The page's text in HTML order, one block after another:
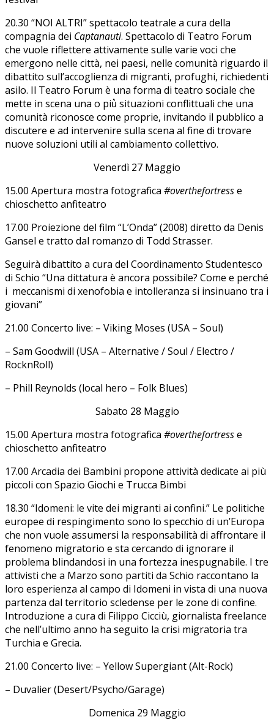
20.30 “NOI ALTRI” spettacolo teatrale a cura della
compagnia dei Captanauti. Spettacolo di Teatro Forum
che vuole riflettere attivamente sulle varie voci che
emergono nelle città, nei paesi, nelle comunità riguardo il
dibattito sull’accoglienza di migranti, profughi, richiedenti
asilo. Il Teatro Forum è una forma di teatro sociale che
mette in scena una o più̀ situazioni conflittuali che una
comunità riconosce come proprie, invitando il pubblico a
discutere e ad intervenire sulla scena al fine di trovare
nuove soluzioni utili al cambiamento collettivo.
Venerdì 27 Maggio
15.00 Apertura mostra fotografica #overthefortresse
chioschetto anfiteatro
17.00 Proiezione del film “L’Onda” (2008) diretto da Denis
Gansel e tratto dal romanzo di Todd Strasser.
Seguirà dibattito a cura del Coordinamento Studentesco
di Schio “Una dittatura è ancora possibile? Come e perché
i meccanismi di xenofobia e intolleranza si insinuano tra i
giovani”
21.00 Concerto live: – Viking Moses (USA – Soul)
– Sam Goodwill (USA – Alternative / Soul / Electro /
RocknRoll)
– Phill Reynolds (local hero – Folk Blues)
Sabato 28 Maggio
15.00 Apertura mostra fotografica #overthefortresse
chioschetto anfiteatro
17.00 Arcadia dei Bambini propone attività dedicate ai più
piccoli con Spazio Giochi e Trucca Bimbi
18.30 “Idomeni: le vite dei migranti ai confini.” Le politiche
europee di respingimento sono lo specchio di un’Europa
che non vuole assumersi la responsabilità di affrontare il
fenomeno migratorio e sta cercando di ignorare il
problema blindandosi in una fortezza inespugnabile. I tre
attivisti che a Marzo sono partiti da Schio raccontano la
loro esperienza al campo di Idomeni in vista di una nuova
partenza dal territorio scledense per le zone di confine.
Introduzione a cura di Filippo Cicciù, giornalista freelance
che nell’ultimo anno ha seguito la crisi migratoria tra
Turchia e Grecia.
21.00 Concerto live: – Yellow Supergiant (Alt-Rock)
– Duvalier (Desert/Psycho/Garage)
Domenica 29 Maggio